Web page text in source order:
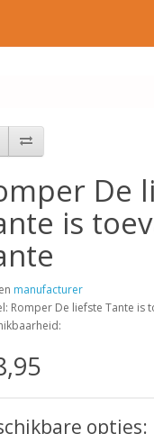
De
is
manufacturer
Romper De liefste Tante is
opties: